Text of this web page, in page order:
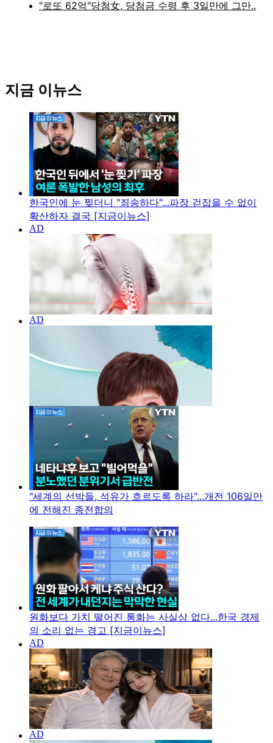
지금 이뉴스
한국인에 눈 찢더니 "죄송하다"...파장 걷잡을 수 없이
확산하자 결국 [지금이뉴스]
"세계의 선박들, 석유가 흐르도록 하라"...개전 106일만
에 전해진 종전합의
원화보다 가치 떨어진 통화는 사실상 없다...한국 경제
의 소리 없는 경고 [지금이뉴스]